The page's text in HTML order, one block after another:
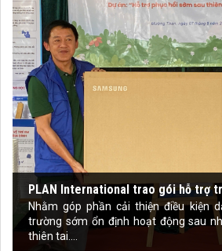
PLAN International trao gói hỗ trợ
Nhằm góp phần cải thiện điều kiện
trường sớm ổn định hoạt động sau
thiên tai....